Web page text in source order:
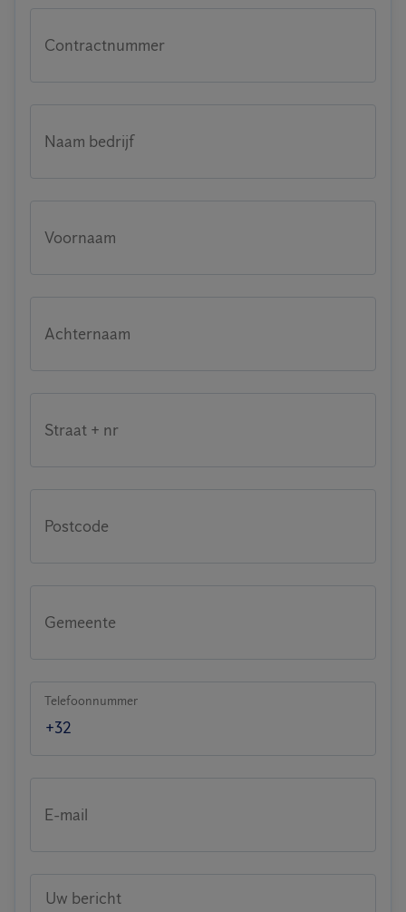
Contractnummer
Naam bedrijf
Voornaam
Achternaam
Straat + nr
Postcode
Gemeente
Telefoonnummer
E-mail
Uw bericht